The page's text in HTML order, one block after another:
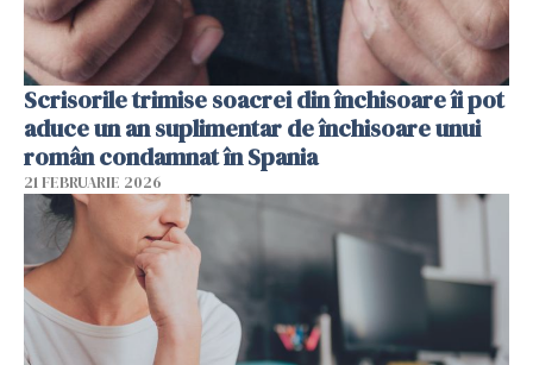
Scrisorile trimise soacrei din închisoare îi pot
aduce un an suplimentar de închisoare unui
român condamnat în Spania
21 FEBRUARIE 2026